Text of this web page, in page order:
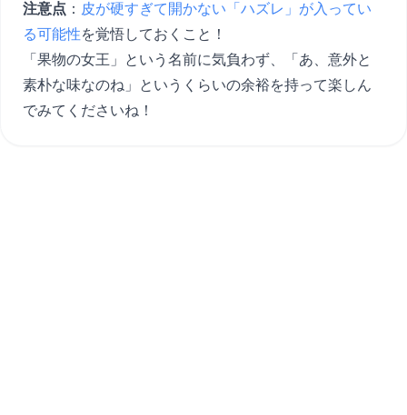
注意点 ： 皮が硬すぎて開かない「ハズレ」が入ってい
る可能性を覚悟しておくこと！
「果物の女王」という名前に気負わず、「あ、意外と
素朴な味なのね」というくらいの余裕を持って楽しん
でみてくださいね！